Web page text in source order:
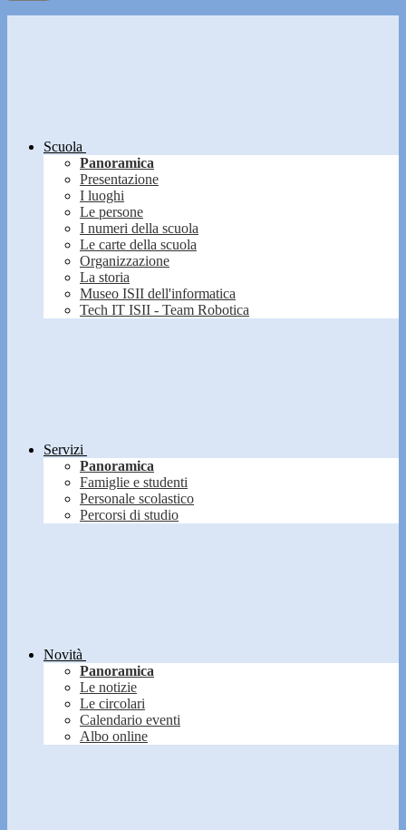
Scuola
Panoramica
Presentazione
I luoghi
Le persone
I numeri della scuola
Le carte della scuola
Organizzazione
La storia
Museo ISII dell'informatica
Tech IT ISII - Team Robotica
Servizi
Panoramica
Famiglie e studenti
Personale scolastico
Percorsi di studio
Novità
Panoramica
Le notizie
Le circolari
Calendario eventi
Albo online